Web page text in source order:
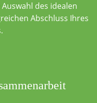
des idealen
Abschluss Ihres